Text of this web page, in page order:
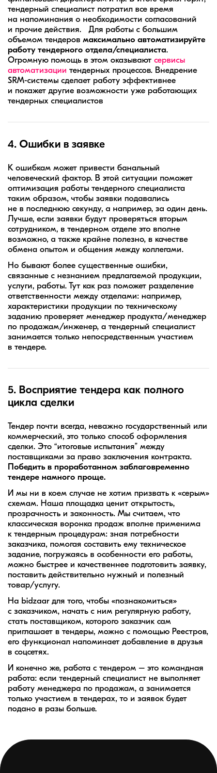
тендерный специалист потратил все время
на напоминания о необходимости согласований
и прочие действия. Для работы с большим
объемом тендеров максимально автоматизируйте
работу тендерного отдела/специалиста.
Огромную помощь в этом оказывают сервисы
автоматизации тендерных процессов. Внедрение
SRM-системы сделает работу эффективнее
и покажет другие возможности уже работающих
тендерных специалистов
4. Ошибки в заявке
К ошибкам может привести банальный
человеческий фактор. В этой ситуации поможет
оптимизация работы тендерного специалиста
таким образом, чтобы заявки подавались
не в последнюю секунду, а например, за один день.
Лучше, если заявки будут проверяться вторым
сотрудником, в тендерном отделе это вполне
возможно, а также крайне полезно, в качестве
обмена опытом и общения между коллегами.
Но бывают более существенные ошибки,
связанные с незнанием предлагаемой продукции,
услуги, работы. Тут как раз поможет разделение
ответственности между отделами: например,
характеристики продукции по техническому
заданию проверяет менеджер продукта/менеджер
по продажам/инженер, а тендерный специалист
занимается только непосредственным участием
в тендере.
5. Восприятие тендера как полного
цикла сделки
Тендер почти всегда, неважно государственный или
коммерческий, это только способ оформления
сделки. Это “итоговые испытания” между
поставщиками за право заключения контракта.
Победить в проработанном заблаговременно
тендере намного проще.
И мы ни в коем случае не хотим призвать к «серым»
схемам. Наша площадка ценит открытость,
прозрачность и законность. Мы считаем, что
классическая воронка продаж вполне применима
к тендерным процедурам: зная потребности
заказчика, помогая составить ему техническое
задание, погружаясь в особенности его работы,
можно быстрее и качественнее подготовить заявку,
поставить действительно нужный и полезный
товар/услугу.
На bidzaar для того, чтобы «познакомиться»
с заказчиком, начать с ним регулярную работу,
стать поставщиком, которого заказчик сам
приглашает в тендеры, можно с помощью Реестров,
его функционал напоминает добавление в друзья
в соцсетях.
И конечно же, работа с тендером – это командная
работа: если тендерный специалист не выполняет
работу менеджера по продажам, а занимается
только участием в тендерах, то и заявок будет
подано в разы больше.